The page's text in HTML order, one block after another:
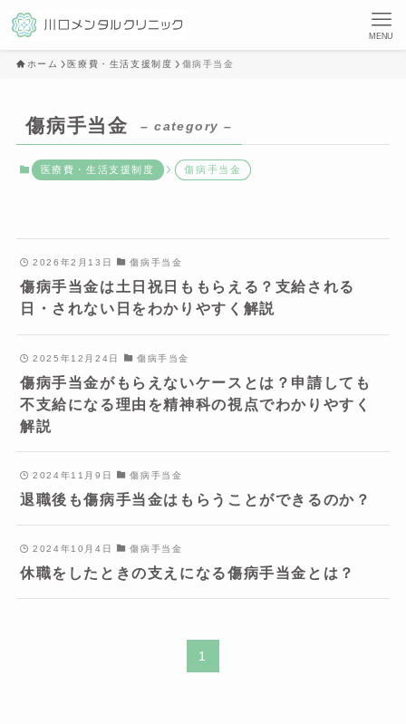
MENU
ホーム 医療費・生活支援制度 傷病手当金
傷病手当金 – category –
医療費・生活支援制度 傷病手当金
2026年2月13日 傷病手当金
傷病手当金は土日祝日ももらえる？支給される
日・されない日をわかりやすく解説
2025年12月24日 傷病手当金
傷病手当金がもらえないケースとは？申請しても
不支給になる理由を精神科の視点でわかりやすく
解説
2024年11月9日 傷病手当金
退職後も傷病手当金はもらうことができるのか？
2024年10月4日 傷病手当金
休職をしたときの支えになる傷病手当金とは？
1